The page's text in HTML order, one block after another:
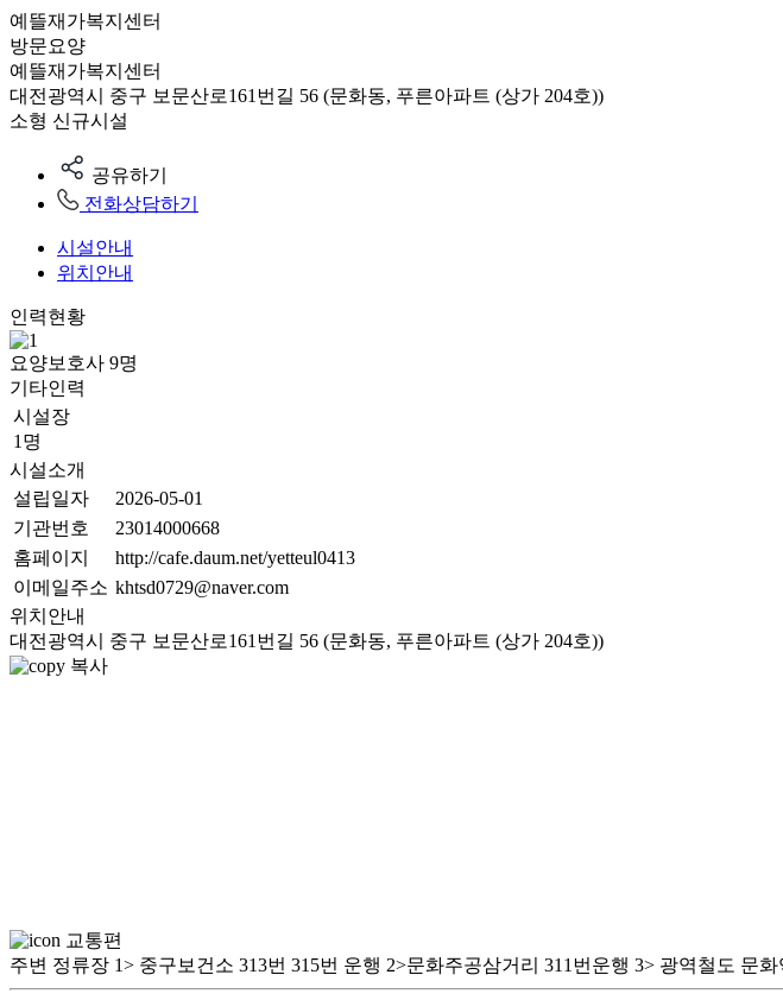
예뜰재가복지센터
방문요양
예뜰재가복지센터
대전광역시 중구 보문산로161번길 56 (문화동, 푸른아파트 (상가 204호))
소형 신규시설
공유하기
전화상담하기
시설안내
위치안내
인력현황
요양보호사 9명
기타인력
시설장
1명
시설소개
설립일자
2026-05-01
기관번호
23014000668
홈페이지
http://cafe.daum.net/yetteul0413
이메일주소 khtsd0729@naver.com
위치안내
대전광역시 중구 보문산로161번길 56 (문화동, 푸른아파트 (상가 204호))
복사
교통편
주변 정류장 1> 중구보건소 313번 315번 운행 2>문화주공삼거리 311번운행 3> 광역철도 문